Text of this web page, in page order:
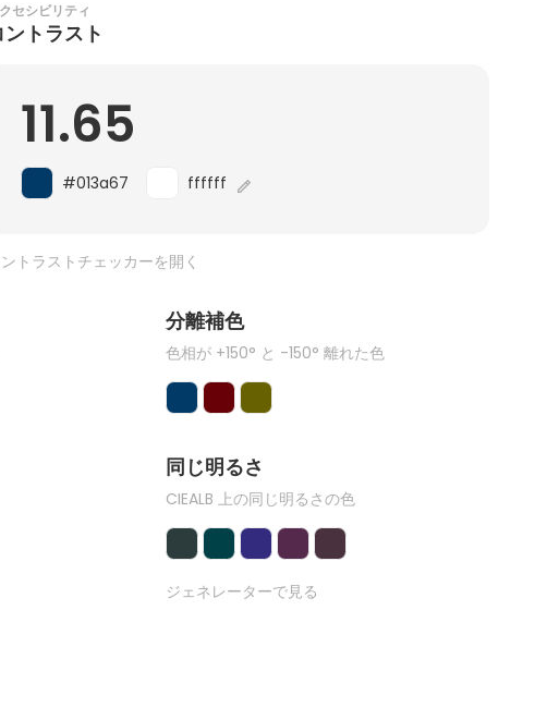
セシビリティ
ントラスト
11.65
#013a67 ffffff
トラストチェッカーを開く
分離補色
色相が +150° と -150° 離れた色
同じ明るさ
CIEALB 上の同じ明るさの色
ジェネレーターで見る